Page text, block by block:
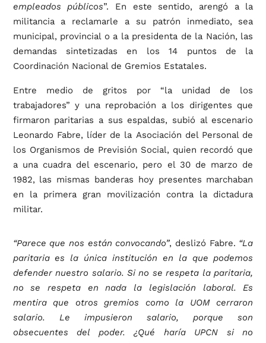
empleados públicos”. En este sentido, arengó a la
militancia a reclamarle a su patrón inmediato, sea
municipal, provincial o a la presidenta de la Nación, las
demandas sintetizadas en los 14 puntos de la
Coordinación Nacional de Gremios Estatales.
Entre medio de gritos por “la unidad de los
trabajadores” y una reprobación a los dirigentes que
firmaron paritarias a sus espaldas, subió al escenario
Leonardo Fabre, líder de la Asociación del Personal de
los Organismos de Previsión Social, quien recordó que
a una cuadra del escenario, pero el 30 de marzo de
1982, las mismas banderas hoy presentes marchaban
en la primera gran movilización contra la dictadura
militar.
“Parece que nos están convocando”, deslizó Fabre. “La
paritaria es la única institución en la que podemos
defender nuestro salario. Si no se respeta la paritaria,
no se respeta en nada la legislación laboral. Es
mentira que otros gremios como la UOM cerraron
salario. Le impusieron salario, porque son
obsecuentes del poder. ¿Qué haría UPCN si no